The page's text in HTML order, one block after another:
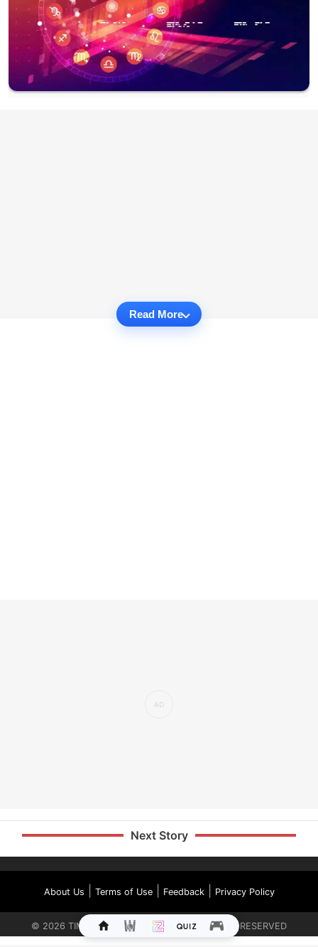
Read More
Next Story
About Us Terms of Use| Feedback| Privacy Policy
© 2026 TIMES INTERNET LIMITED. ALL RIGHTS RESERVED